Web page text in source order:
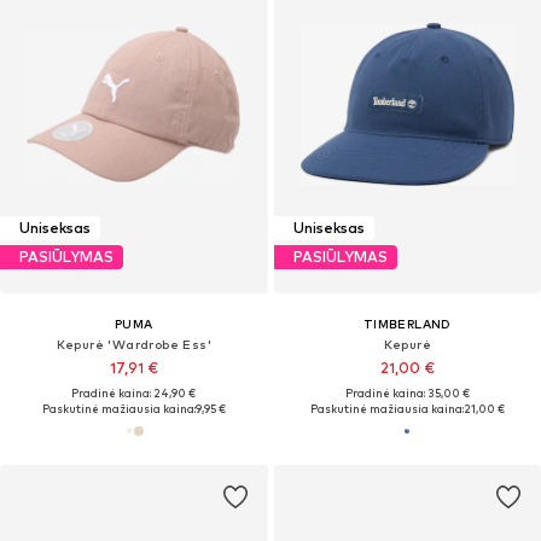
Uniseksas
PASIŪLYMAS
PUMA
Kepurė 'Wardrobe Ess'
17,91 €
Pradinė kaina: 24,90 €
Paskutinė mažiausia kaina:9,95 €
Uniseksas
PASIŪLYMAS
TIMBERLAND
Kepurė
21,00 €
Pradinė kaina: 35,00 €
Paskutinė mažiausia kaina:21,00 €